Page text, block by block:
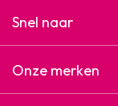
Snel naar
Onze merken